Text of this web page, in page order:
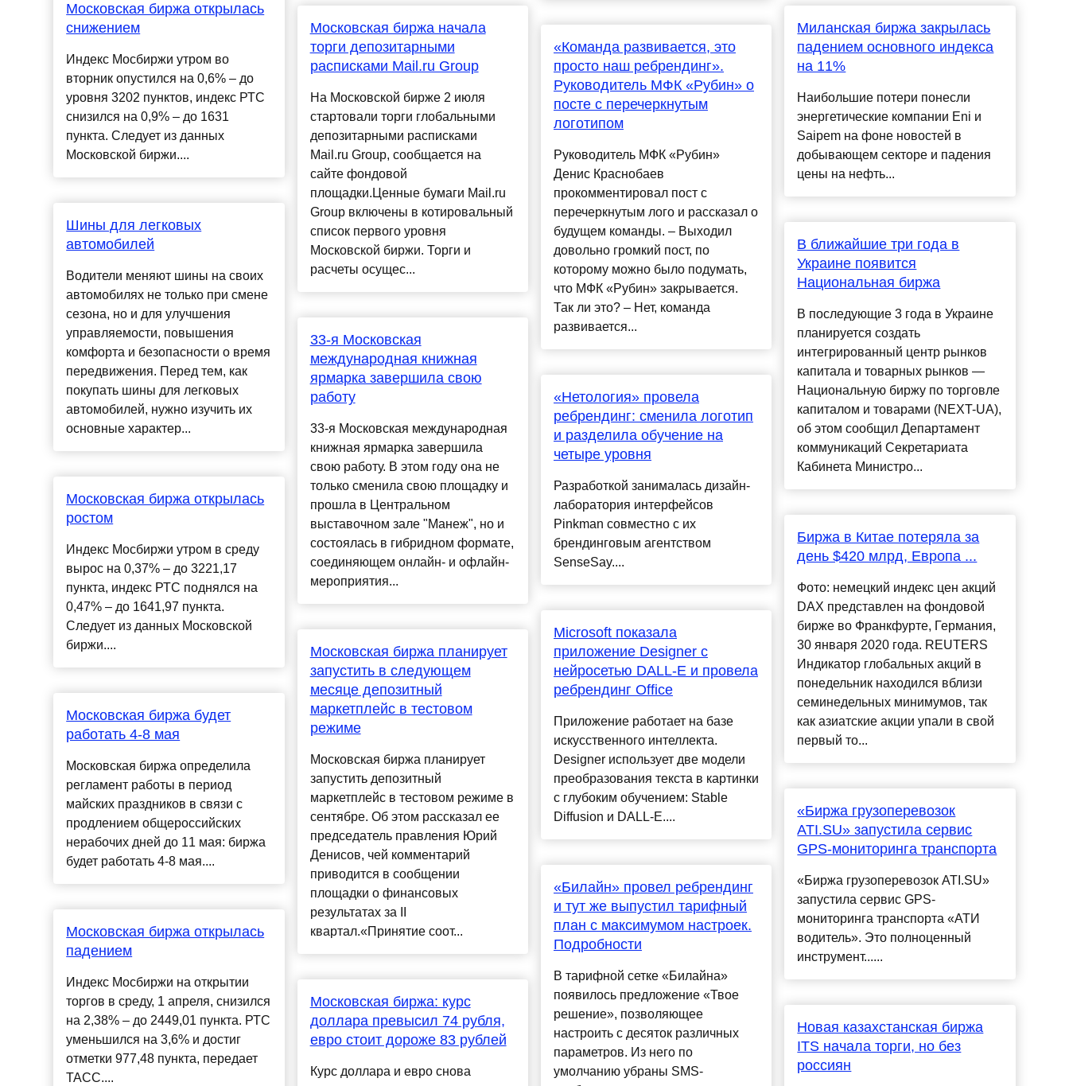
Московская биржа открылась
снижением
Индекс Мосбиржи утром во
вторник опустился на 0,6% – до
уровня 3202 пунктов, индекс РТС
снизился на 0,9% – до 1631
пункта. Следует из данных
Московской биржи....
Шины для легковых
автомобилей
Водители меняют шины на своих
автомобилях не только при смене
сезона, но и для улучшения
управляемости, повышения
комфорта и безопасности о время
передвижения. Перед тем, как
покупать шины для легковых
автомобилей, нужно изучить их
основные характер...
Московская биржа открылась
ростом
Индекс Мосбиржи утром в среду
вырос на 0,37% – до 3221,17
пункта, индекс РТС поднялся на
0,47% – до 1641,97 пункта.
Следует из данных Московской
биржи....
Московская биржа будет
работать 4-8 мая
Московская биржа определила
регламент работы в период
майских праздников в связи с
продлением общероссийских
нерабочих дней до 11 мая: биржа
будет работать 4-8 мая....
Московская биржа открылась
падением
Индекс Мосбиржи на открытии
торгов в среду, 1 апреля, снизился
на 2,38% – до 2449,01 пункта. РТС
уменьшился на 3,6% и достиг
отметки 977,48 пункта, передает
ТАСС....
Московская биржа начала
торги депозитарными
расписками Mail.ru Group
На Московской бирже 2 июля
стартовали торги глобальными
депозитарными расписками
Mail.ru Group, сообщается на
сайте фондовой
площадки.Ценные бумаги Mail.ru
Group включены в котировальный
список первого уровня
Московской биржи. Торги и
расчеты осущес...
33-я Московская
международная книжная
ярмарка завершила свою
работу
33-я Московская международная
книжная ярмарка завершила
свою работу. В этом году она не
только сменила свою площадку и
прошла в Центральном
выставочном зале "Манеж", но и
состоялась в гибридном формате,
соединяющем онлайн- и офлайн-
мероприятия...
Московская биржа планирует
запустить в следующем
месяце депозитный
маркетплейс в тестовом
режиме
Московская биржа планирует
запустить депозитный
маркетплейс в тестовом режиме в
сентябре. Об этом рассказал ее
председатель правления Юрий
Денисов, чей комментарий
приводится в сообщении
площадки о финансовых
результатах за II
квартал.«Принятие соот...
Московская биржа: курс
доллара превысил 74 рубля,
евро стоит дороже 83 рублей
Курс доллара и евро снова
«Команда развивается, это
просто наш ребрендинг».
Руководитель МФК «Рубин» о
посте с перечеркнутым
логотипом
Руководитель МФК «Рубин»
Денис Краснобаев
прокомментировал пост с
перечеркнутым лого и рассказал о
будущем команды. – Выходил
довольно громкий пост, по
которому можно было подумать,
что МФК «Рубин» закрывается.
Так ли это? – Нет, команда
развивается...
«Нетология» провела
ребрендинг: сменила логотип
и разделила обучение на
четыре уровня
Разработкой занималась дизайн-
лаборатория интерфейсов
Pinkman совместно с их
брендинговым агентством
SenseSay....
Microsoft показала
приложение Designer с
нейросетью DALL-E и провела
ребрендинг Office
Приложение работает на базе
искусственного интеллекта.
Designer использует две модели
преобразования текста в картинки
с глубоким обучением: Stable
Diffusion и DALL-E....
«Билайн» провел ребрендинг
и тут же выпустил тарифный
план с максимумом настроек.
Подробности
В тарифной сетке «Билайна»
появилось предложение «Твое
решение», позволяющее
настроить с десяток различных
параметров. Из него по
умолчанию убраны SMS-
Миланская биржа закрылась
падением основного индекса
на 11%
Наибольшие потери понесли
энергетические компании Eni и
Saipem на фоне новостей в
добывающем секторе и падения
цены на нефть...
В ближайшие три года в
Украине появится
Национальная биржа
В последующие 3 года в Украине
планируется создать
интегрированный центр рынков
капитала и товарных рынков —
Национальную биржу по торговле
капиталом и товарами (NEXT-UA),
об этом сообщил Департамент
коммуникаций Секретариата
Кабинета Министро...
Биржа в Китае потеряла за
день $420 млрд, Европа ...
Фото: немецкий индекс цен акций
DAX представлен на фондовой
бирже во Франкфурте, Германия,
30 января 2020 года. REUTERS
Индикатор глобальных акций в
понедельник находился вблизи
семинедельных минимумов, так
как азиатские акции упали в свой
первый то...
«Биржа грузоперевозок
ATI.SU» запустила сервис
GPS-мониторинга транспорта
«Биржа грузоперевозок ATI.SU»
запустила сервис GPS-
мониторинга транспорта «АТИ
водитель». Это полноценный
инструмент......
Новая казахстанская биржа
ITS начала торги, но без
россиян